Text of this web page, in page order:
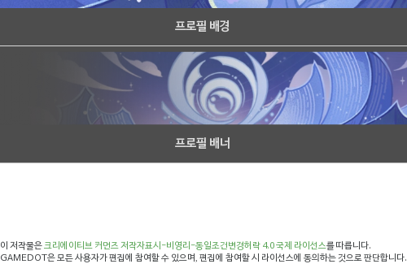
프로필 배경
프로필 배너
이 저작물은크리에이티브 커먼즈 저작자표시-비영리-동일조건변경허락 4.0 국제 라이선스를 따릅니다.
GAMEDOT은 모든 사용자가 편집에 참여할 수 있으며, 편집에 참여할 시 라이선스에 동의하는 것으로 판단합니다.